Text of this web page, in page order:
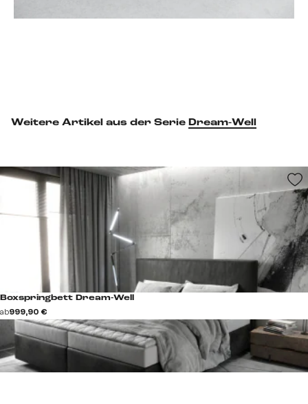
Weitere Artikel aus der Serie Dream-Well
Boxspringbett Dream-Well
ab999,90 €